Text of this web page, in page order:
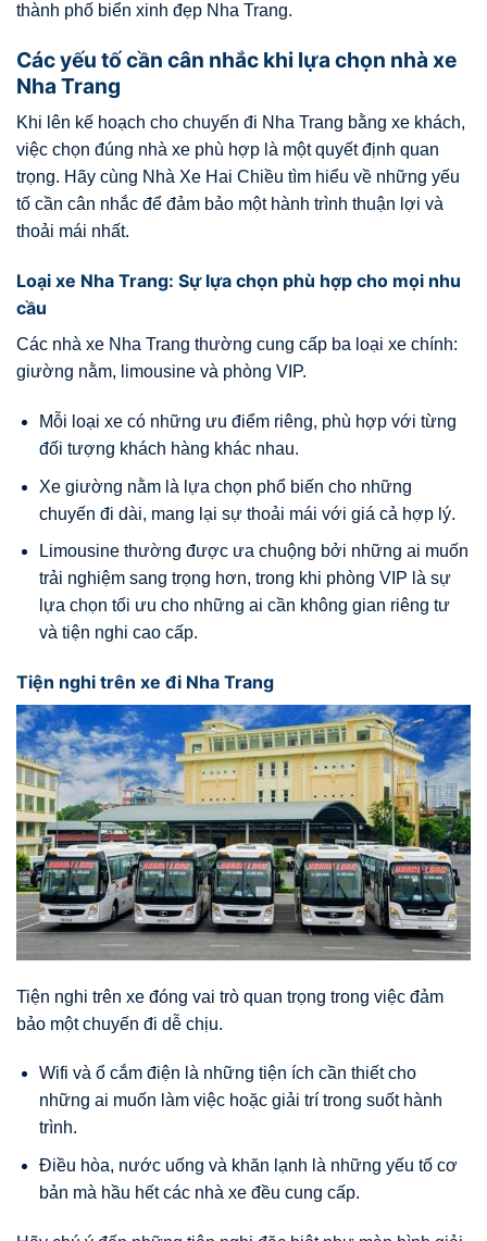
thành phố biển xinh đẹp Nha Trang.
Các yếu tố cần cân nhắc khi lựa chọn nhà xe
Nha Trang
Khi lên kế hoạch cho chuyến đi Nha Trang bằng xe khách,
việc chọn đúng nhà xe phù hợp là một quyết định quan
trọng. Hãy cùng Nhà Xe Hai Chiều tìm hiểu về những yếu
tố cần cân nhắc để đảm bảo một hành trình thuận lợi và
thoải mái nhất.
Loại xe Nha Trang: Sự lựa chọn phù hợp cho mọi nhu
cầu
Các nhà xe Nha Trang thường cung cấp ba loại xe chính:
giường nằm, limousine và phòng VIP.
Mỗi loại xe có những ưu điểm riêng, phù hợp với từng
đối tượng khách hàng khác nhau.
Xe giường nằm là lựa chọn phổ biến cho những
chuyến đi dài, mang lại sự thoải mái với giá cả hợp lý.
Limousine thường được ưa chuộng bởi những ai muốn
trải nghiệm sang trọng hơn, trong khi phòng VIP là sự
lựa chọn tối ưu cho những ai cần không gian riêng tư
và tiện nghi cao cấp.
Tiện nghi trên xe đi Nha Trang
Tiện nghi trên xe đóng vai trò quan trọng trong việc đảm
bảo một chuyến đi dễ chịu.
Wifi và ổ cắm điện là những tiện ích cần thiết cho
những ai muốn làm việc hoặc giải trí trong suốt hành
trình.
Điều hòa, nước uống và khăn lạnh là những yếu tố cơ
bản mà hầu hết các nhà xe đều cung cấp.